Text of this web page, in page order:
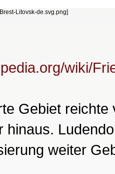
wiki/
Gebiet
hinaus.
weiter